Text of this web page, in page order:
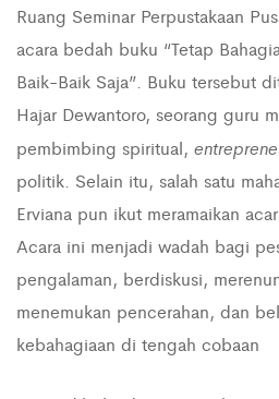
Ruang Seminar Perpustakaan
acara bedah buku “Tetap
Baik-Baik Saja”. Buku tersebut
Hajar Dewantoro, seorang guru
pembimbing spiritual,
politik. Selain itu, salah satu
Erviana pun ikut meramaikan
Acara ini menjadi wadah bagi
pengalaman, berdiskusi,
menemukan pencerahan, dan
kebahagiaan di tengah cobaan